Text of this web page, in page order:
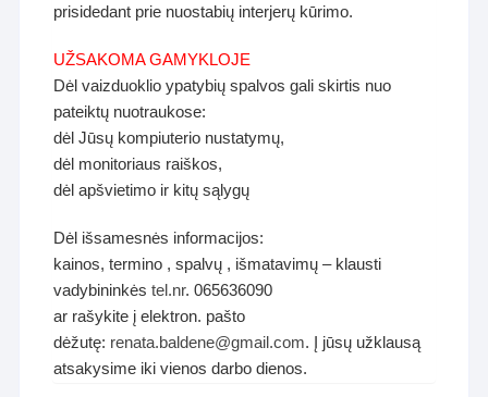
prisidedant prie nuostabių interjerų kūrimo.
UŽSAKOMA GAMYKLOJE
Dėl vaizduoklio ypatybių spalvos gali skirtis nuo
pateiktų nuotraukose:
dėl Jūsų kompiuterio nustatymų,
dėl monitoriaus raiškos,
dėl apšvietimo ir kitų sąlygų
Dėl išsamesnės informacijos:
kainos, termino , spalvų , išmatavimų – klausti
vadybininkėstel.nr. 065636090
ar rašykite į elektron. pašto
dėžutę: renata.baldene@gmail.com. Į jūsų užklausą
atsakysime iki vienos darbo dienos.